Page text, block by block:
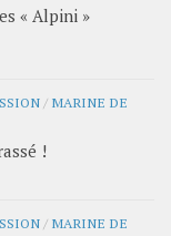
« Alpini »
/ MARINE DE
!
/ MARINE DE